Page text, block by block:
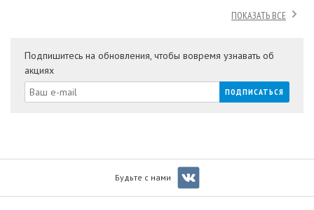
ПОКАЗАТЬ ВСЕ
Подпишитесь на обновления, чтобы вовремя узнавать об
акциях
Будьте с нами